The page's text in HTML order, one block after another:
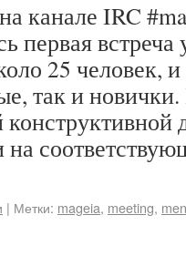
канале IRC
первая
25 человек,
так и новички.
на
| Метки: mageia, meeting,